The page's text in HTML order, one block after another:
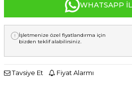
WHATSAPP
İşletmenize özel fiyatlandırma için
bizden teklif alabilirsiniz.
Tavsiye Et Fiyat Alarmı